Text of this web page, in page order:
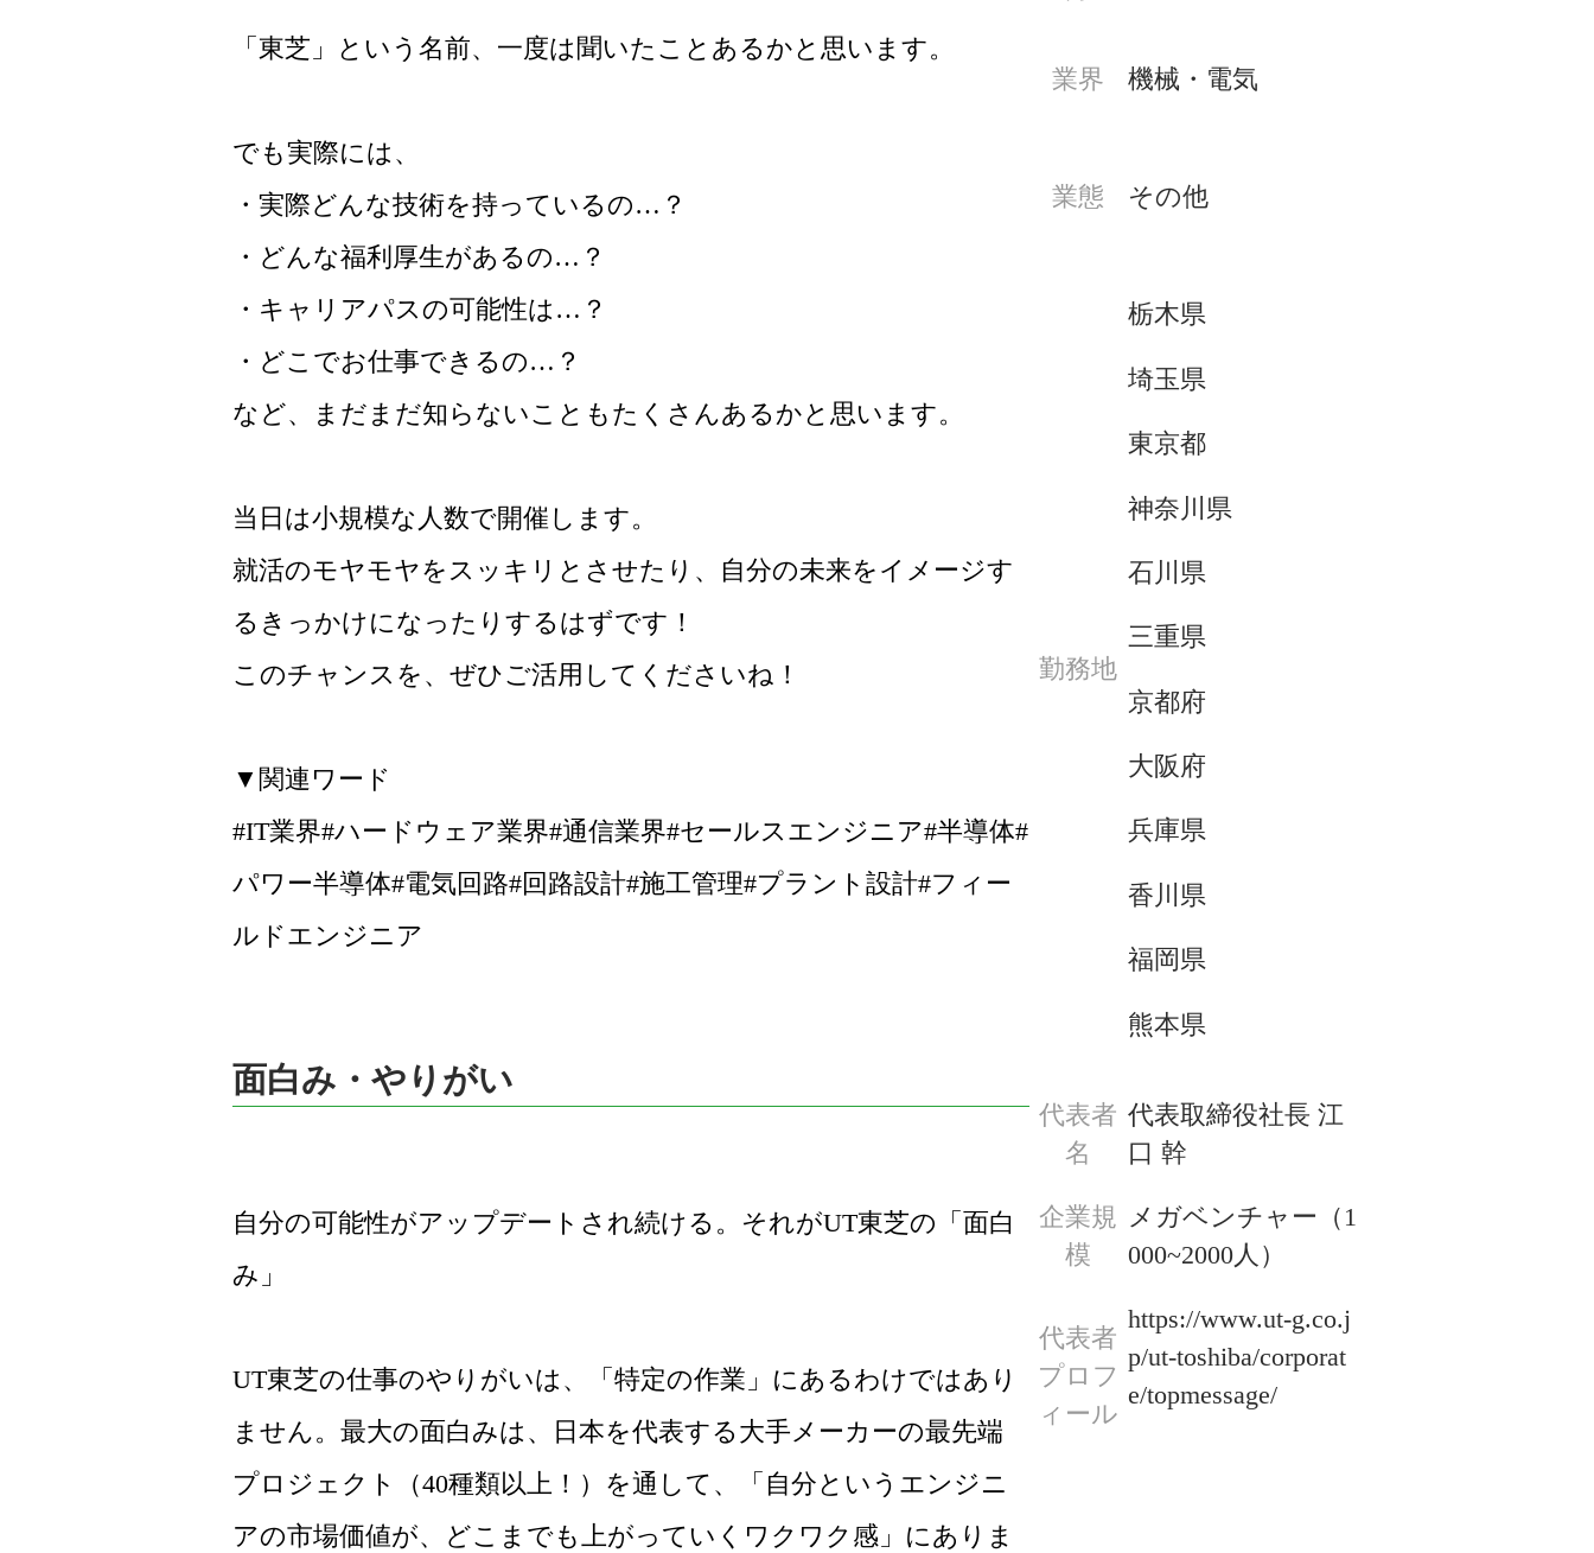
「東芝」という名前、一度は聞いたことあるかと思います。
でも実際には、
・実際どんな技術を持っているの…？
・どんな福利厚生があるの…？
・キャリアパスの可能性は…？
・どこでお仕事できるの…？
など、まだまだ知らないこともたくさんあるかと思います。
当日は小規模な人数で開催します。
就活のモヤモヤをスッキリとさせたり、自分の未来をイメージす
るきっかけになったりするはずです！
このチャンスを、ぜひご活用してくださいね！
▼関連ワード
#IT業界#ハードウェア業界#通信業界#セールスエンジニア#半導体#
パワー半導体#電気回路#回路設計#施工管理#プラント設計#フィー
ルドエンジニア
面白み・やりがい
自分の可能性がアップデートされ続ける。それがUT東芝の「面白
み」
UT東芝の仕事のやりがいは、「特定の作業」にあるわけではあり
ません。最大の面白みは、日本を代表する大手メーカーの最先端
プロジェクト（40種類以上！）を通して、「自分というエンジニ
アの市場価値が、どこまでも上がっていくワクワク感」にありま
業界 機械・電気
業態 その他
勤務地
栃木県
埼玉県
東京都
神奈川県
石川県
三重県
京都府
大阪府
兵庫県
香川県
福岡県
熊本県
代表者
名
代表取締役社長 江
口 幹
企業規
模
メガベンチャー（1
000~2000人）
代表者
プロフ
ィール
https://www.ut-g.co.j
p/ut-toshiba/corporat
e/topmessage/